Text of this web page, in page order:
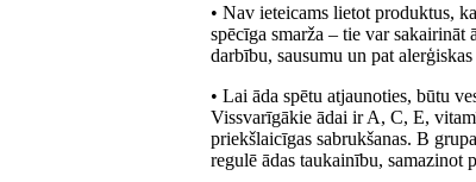
• Nav ieteicams lietot produktus,
spēcīga smarža – tie var sakairināt
darbību, sausumu un pat
• Lai āda spētu atjaunoties, būtu
Vissvarīgākie ādai ir A, C, E,
priekšlaicīgas sabrukšanas. B
regulē ādas taukainību, samazinot